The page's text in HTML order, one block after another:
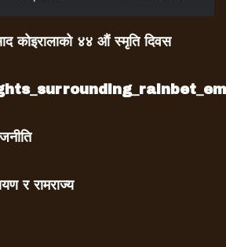
कोइरालाको ४४ औं स्मृति दिवस
र रामराज्य